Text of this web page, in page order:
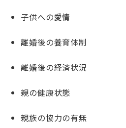
子供への愛情
離婚後の養育体制
離婚後の経済状況
親の健康状態
親族の協力の有無